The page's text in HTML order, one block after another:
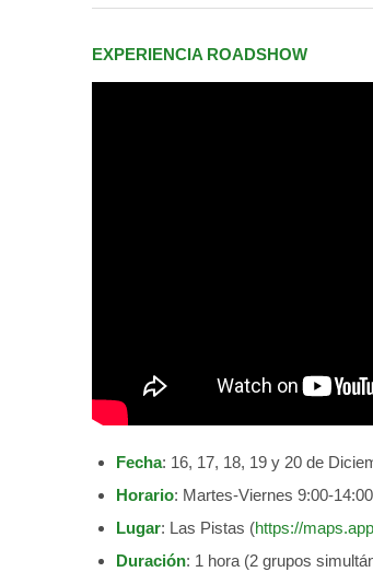
EXPERIENCIA ROADSHOW
Fecha: 16, 17, 18, 19 y 20 de
Horario: Martes-Viernes 9:00-
Lugar: Las Pistas (https://
Duración: 1 hora (2 grupos